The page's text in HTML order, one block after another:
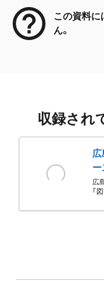
この資料
ん。
収録され
ー
広
「